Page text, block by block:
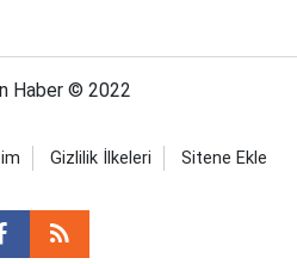
Haber © 2022
Gizlilik İlkeleri Sitene Ekle